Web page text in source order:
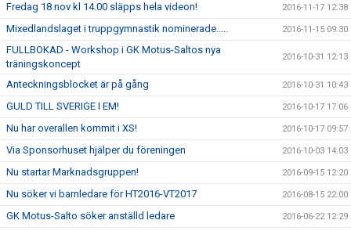
Fredag 18 nov kl 14.00 släpps hela videon! 2016-11-17 12:38
Mixedlandslaget i truppgymnastik nominerade..... 2016-11-15 09:30
FULLBOKAD - Workshop i GK Motus-Saltos nya
träningskoncept
2016-10-31 12:13
Anteckningsblocket är på gång 2016-10-31 10:43
GULD TILL SVERIGE I EM! 2016-10-17 17:06
Nu har overallen kommit i XS! 2016-10-17 09:57
Via Sponsorhuset hjälper du föreningen 2016-10-03 14:03
Nu startar Marknadsgruppen! 2016-09-15 12:20
Nu söker vi barnledare för HT2016-VT2017 2016-08-15 22:00
GK Motus-Salto söker anställd ledare 2016-06-22 12:29